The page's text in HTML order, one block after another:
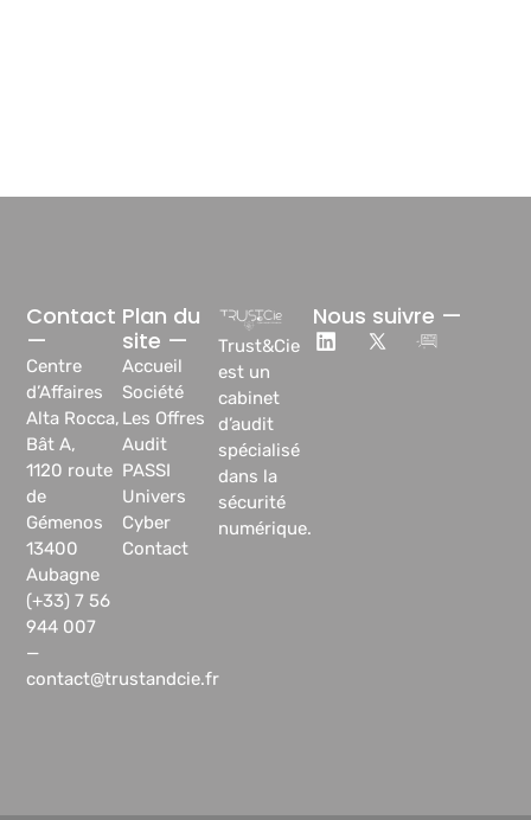
Trust&Cie
est un
cabinet
d’audit
spécialisé
dans la
sécurité
numérique.
Plan du
site —
Accueil
Société
Les Offres
Audit
PASSI
Univers
Cyber
Contact
Contact
—
Centre
d’Affaires
Alta Rocca,
Bât A,
1120 route
de
Gémenos
13400
Aubagne
(+33) 7 56
944 007
—
contact@trustandcie.fr
Nous suivre —